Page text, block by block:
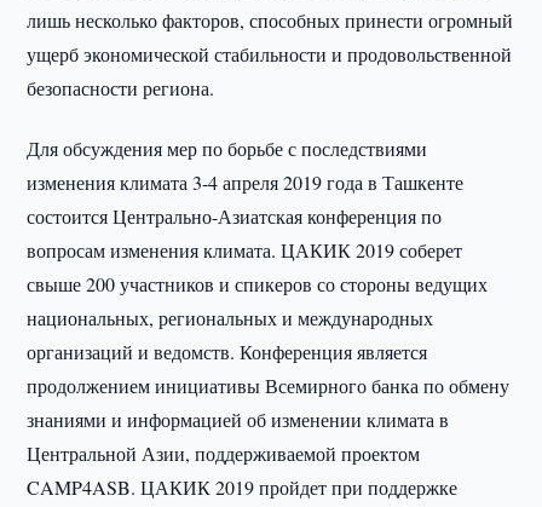
лишь несколько факторов, способных принести огромный
ущерб экономической стабильности и продовольственной
безопасности региона.
Для обсуждения мер по борьбе с последствиями
изменения климата 3-4 апреля 2019 года в Ташкенте
состоится Центрально-Азиатская конференция по
вопросам изменения климата. ЦАКИК 2019 соберет
свыше 200 участников и спикеров со стороны ведущих
национальных, региональных и международных
организаций и ведомств. Конференция является
продолжением инициативы Всемирного банка по обмену
знаниями и информацией об изменении климата в
Центральной Азии, поддерживаемой проектом
CAMP4ASB. ЦАКИК 2019 пройдет при поддержке